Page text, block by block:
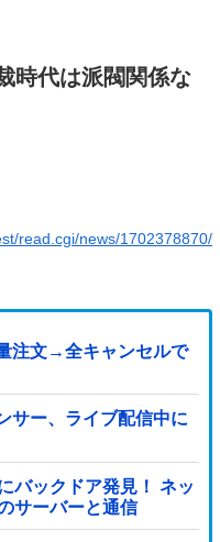
時代は派閥関係な
read.cgi/news/1702378870/
注文→全キャンセルで
サー、ライブ配信中に
バックドア発見！ ネッ
サーバーと通信